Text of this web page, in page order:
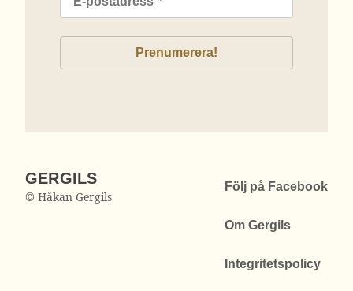
GERGILS
© Håkan Gergils
Följ på Facebook
Om Gergils
Integritetspolicy